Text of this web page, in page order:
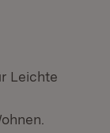
Leichte